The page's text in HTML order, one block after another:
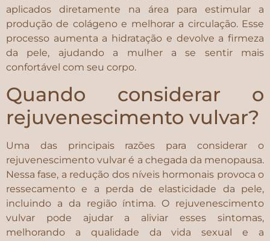
aplicados diretamente na área para estimular a
produção de colágeno e melhorar a circulação. Esse
processo aumenta a hidratação e devolve a firmeza
da pele, ajudando a mulher a se sentir mais
confortável com seu corpo.
Quando considerar o
rejuvenescimento vulvar?
Uma das principais razões para considerar o
rejuvenescimento vulvar é a chegada da menopausa.
Nessa fase, a redução dos níveis hormonais provoca o
ressecamento e a perda de elasticidade da pele,
incluindo a da região íntima. O rejuvenescimento
vulvar pode ajudar a aliviar esses sintomas,
melhorando a qualidade da vida sexual e a